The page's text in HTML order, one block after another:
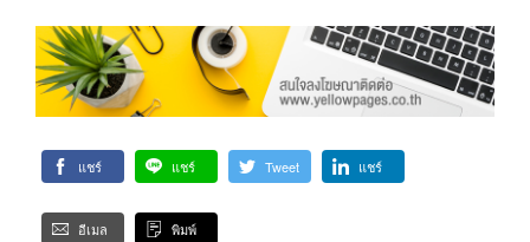
แชร์ แชร์ Tweet แชร์
อีเมล พิมพ์